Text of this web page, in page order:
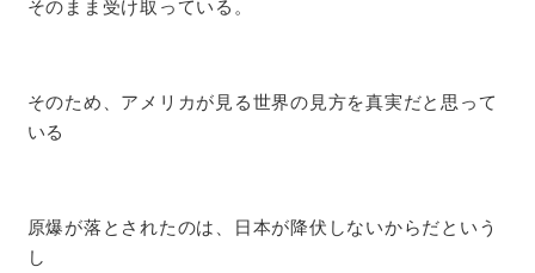
そのまま受け取っている。
そのため、アメリカが見る世界の見方を真実だと思って
いる
原爆が落とされたのは、日本が降伏しないからだという
し